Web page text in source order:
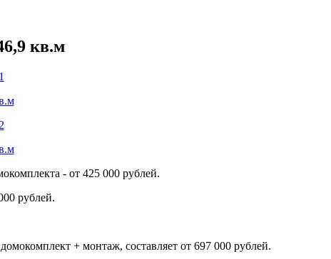
кв.м
- от 425 000 рублей.
рублей.
+ монтаж, составляет от 697 000 рублей.